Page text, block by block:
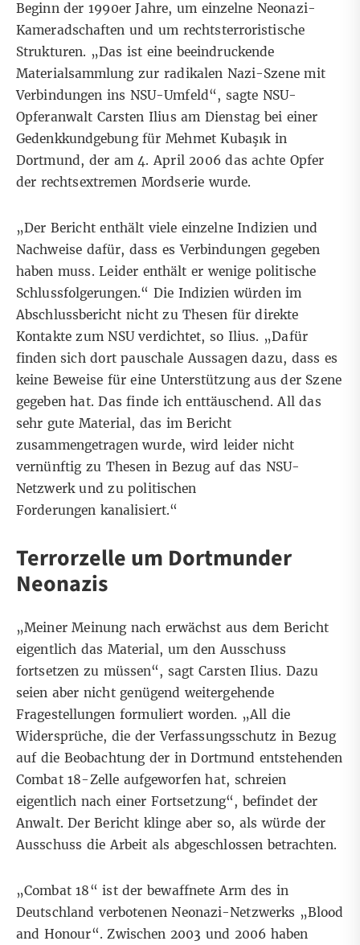
Beginn der 1990er Jahre, um einzelne Neonazi-
Kameradschaften und um rechtsterroristische
Strukturen. „Das ist eine beeindruckende
Materialsammlung zur radikalen Nazi-Szene mit
Verbindungen ins NSU-Umfeld“, sagte NSU-
Opferanwalt Carsten Ilius am Dienstag bei einer
Gedenkkundgebung für Mehmet Kubaşık in
Dortmund, der am 4. April 2006 das achte Opfer
der rechtsextremen Mordserie wurde.
„Der Bericht enthält viele einzelne Indizien und
Nachweise dafür, dass es Verbindungen gegeben
haben muss. Leider enthält er wenige politische
Schlussfolgerungen.“ Die Indizien würden im
Abschlussbericht nicht zu Thesen für direkte
Kontakte zum NSU verdichtet, so Ilius. „Dafür
finden sich dort pauschale Aussagen dazu, dass es
keine Beweise für eine Unterstützung aus der Szene
gegeben hat. Das finde ich enttäuschend. All das
sehr gute Material, das im Bericht
zusammengetragen wurde, wird leider nicht
vernünftig zu Thesen in Bezug auf das NSU-
Netzwerk und zu politischen
Forderungen kanalisiert.“
Terrorzelle um Dortmunder
Neonazis
„Meiner Meinung nach erwächst aus dem Bericht
eigentlich das Material, um den Ausschuss
fortsetzen zu müssen“, sagt Carsten Ilius. Dazu
seien aber nicht genügend weitergehende
Fragestellungen formuliert worden. „All die
Widersprüche, die der Verfassungsschutz in Bezug
auf die Beobachtung der in Dortmund entstehenden
Combat 18-Zelle aufgeworfen hat, schreien
eigentlich nach einer Fortsetzung“, befindet der
Anwalt. Der Bericht klinge aber so, als würde der
Ausschuss die Arbeit als abgeschlossen betrachten.
„Combat 18“ ist der bewaffnete Arm des in
Deutschland verbotenen Neonazi-Netzwerks „Blood
and Honour“. Zwischen 2003 und 2006 haben